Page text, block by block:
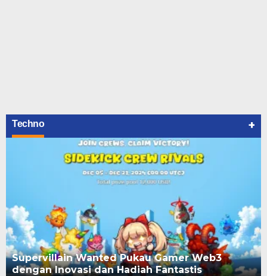
Techno +
Supervillain Wanted Pukau Gamer Web3
dengan Inovasi dan Hadiah Fantastis